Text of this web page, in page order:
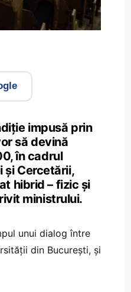
impusă prin
să devină
în cadrul
și Cercetării,
hibrid – fizic și
ministrului.
unui dialog între
din București, și